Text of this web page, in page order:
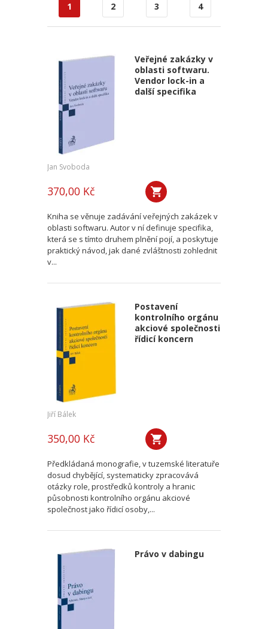
1 2 3 4
Veřejné zakázky v
oblasti softwaru.
Vendor lock-in a
další specifika
Jan Svoboda
370,00 Kč
Kniha se věnuje zadávání veřejných zakázek v
oblasti softwaru. Autor v ní definuje specifika,
která se s tímto druhem plnění pojí, a poskytuje
praktický návod, jak dané zvláštnosti zohlednit
v...
Postavení
kontrolního orgánu
akciové společnosti
řídicí koncern
Jiří Bálek
350,00 Kč
Předkládaná monografie, v tuzemské literatuře
dosud chybějící, systematicky zpracovává
otázky role, prostředků kontroly a hranic
působnosti kontrolního orgánu akciové
společnost jako řídicí osoby,...
Právo v dabingu